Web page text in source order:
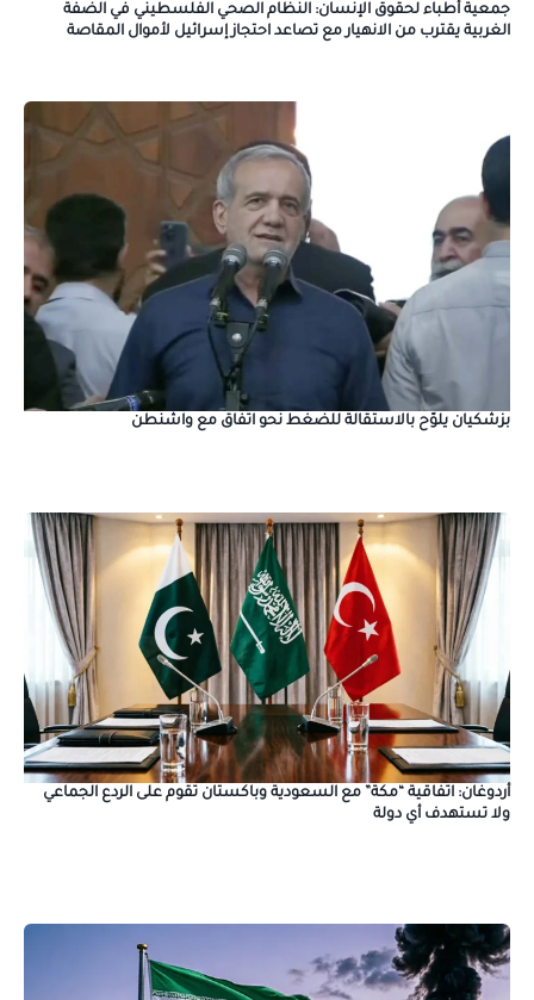
جمعية أطباء لحقوق الإنسان: النظام الصحي الفلسطيني في الضفة
الغربية يقترب من الانهيار مع تصاعد احتجاز إسرائيل لأموال المقاصة
بزشكيان يلوّح بالاستقالة للضغط نحو اتفاق مع واشنطن
أردوغان: اتفاقية “مكة” مع السعودية وباكستان تقوم على الردع الجماعي
ولا تستهدف أي دولة